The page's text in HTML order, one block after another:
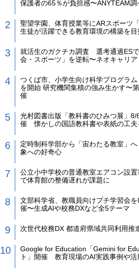
保護者の65％が負担感〜ANYTEAM調
聖望学園、体育授業等にARスポーツ
生徒が活躍できる教育環境の構築を目
就活生のガクチカ調査 選考通過ES
会・スポーツ」を逆転〜ネオキャリ
つくば市、小学生向け科学プログラム
を開始 研究機関集積の強み生かす〜
催
光村図書出版「教科書のひみつ展」8/
催 懐かしの国語教科書や表紙の工夫
定時制科学部から「宙わたる教室」
象への好奇心
公立小中学校の普通教室エアコン設
で体育館の整備遅れが課題に
文部科学省、教職員向けプチ学習会
催〜生成AIや校務DXなど全5テーマ
次世代校務DX 都道府県域共同利用推
Google for Education「Gemini for
ト」開催 教育現場のAI実践事例や活